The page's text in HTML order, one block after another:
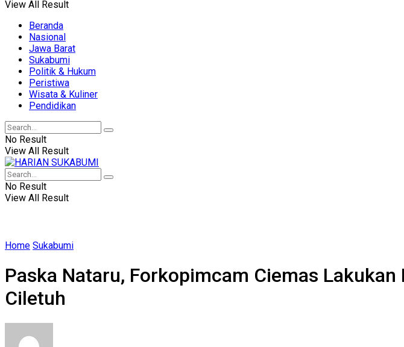
View All Result
Beranda
Nasional
Jawa Barat
Sukabumi
Politik & Hukum
Peristiwa
Wisata & Kuliner
Pendidikan
No Result
View All Result
No Result
View All Result
Home Sukabumi
Paska Nataru, Forkopimcam Ciemas
Ciletuh